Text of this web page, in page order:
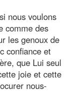
nous voulons
comme des
les genoux de
confiance et
que Lui seul
joie et cette
nous-